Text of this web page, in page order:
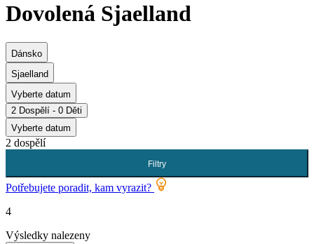
Dovolená Sjaelland
Dánsko
Sjaelland
Vyberte datum
2 Dospělí - 0 Děti
Vyberte datum
2 dospělí
Filtry
Potřebujete poradit, kam vyrazit?
4
Výsledky nalezeny